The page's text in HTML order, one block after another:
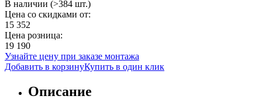
В наличии (>384 шт.)
Цена со скидками от:
15 352
Цена розница:
19 190
Узнайте цену при заказе монтажа
Добавить в корзинуКупить в один клик
Описание